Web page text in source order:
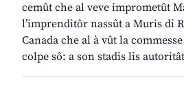
cemût che al veve imprometût
l’imprenditôr nassût a Muris di
Canada che al à vût la
colpe sô: a son stadis lis